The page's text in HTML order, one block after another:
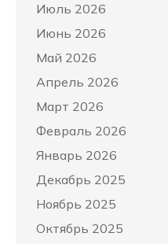
Июль 2026
Июнь 2026
Май 2026
Апрель 2026
Март 2026
Февраль 2026
Январь 2026
Декабрь 2025
Ноябрь 2025
Октябрь 2025